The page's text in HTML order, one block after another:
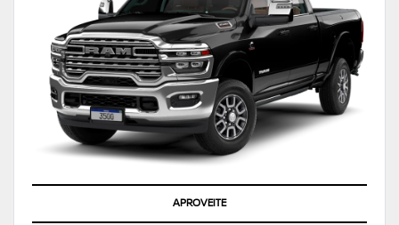
APROVEITE